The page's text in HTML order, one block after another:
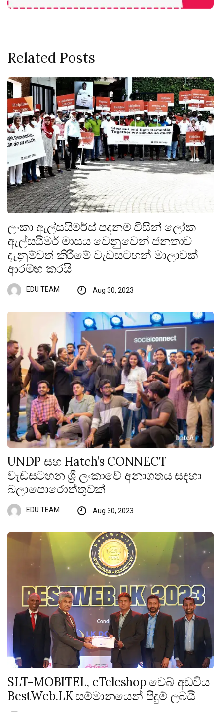
Related Posts
ලංකා ඇල්සයිමර්ස් පදනම විසින් ලෝක
ඇල්සයිමර් මාසය වෙනුවෙන් ජනතාව
දැනුම්වත් කිරීමේ වැඩසටහන් මාලාවක්
ආරම්භ කරයි
EDU TEAM Aug 30, 2023
UNDP සහ Hatch’s CONNECT
වැඩසටහන ශ්‍රී ලංකාවේ අනාගතය සඳහා
බලාපොරොත්තුවක්
EDU TEAM Aug 30, 2023
SLT-MOBITEL, eTeleshop වෙබ් අඩවිය
BestWeb.LK සම්මානයෙන් පිදුම් ලබයි